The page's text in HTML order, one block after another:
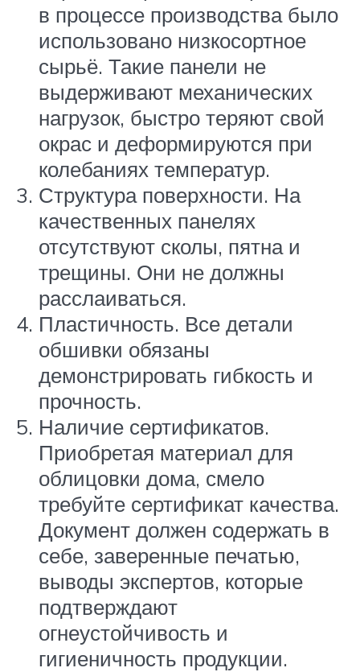
в процессе производства было
использовано низкосортное
сырьё. Такие панели не
выдерживают механических
нагрузок, быстро теряют свой
окрас и деформируются при
колебаниях температур.
Структура поверхности. На
качественных панелях
отсутствуют сколы, пятна и
трещины. Они не должны
расслаиваться.
Пластичность. Все детали
обшивки обязаны
демонстрировать гибкость и
прочность.
Наличие сертификатов.
Приобретая материал для
облицовки дома, смело
требуйте сертификат качества.
Документ должен содержать в
себе, заверенные печатью,
выводы экспертов, которые
подтверждают
огнеустойчивость и
гигиеничность продукции.